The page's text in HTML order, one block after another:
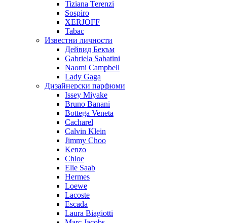
Tiziana Terenzi
Sospiro
XERJOFF
Tabac
Известни личности
Дейвид Бекъм
Gabriela Sabatini
Naomi Campbell
Lady Gaga
Дизайнерски парфюми
Issey Miyake
Bruno Banani
Bottega Veneta
Cacharel
Calvin Klein
Jimmy Choo
Kenzo
Chloe
Elie Saab
Hermes
Loewe
Lacoste
Escada
Laura Biagiotti